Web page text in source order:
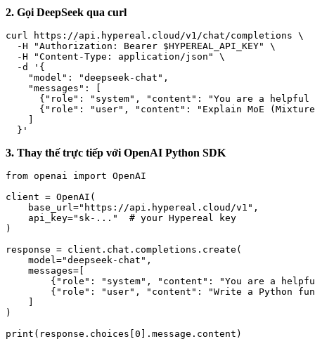
2. Gọi DeepSeek qua curl
curl https://api.hypereal.cloud/v1/chat/completions \
  -H "Authorization: Bearer $HYPEREAL_API_KEY" \
  -H "Content-Type: application/json" \
  -d '{
    "model": "deepseek-chat",
    "messages": [
{"role": "system", "content": "You are a helpful
{"role": "user", "content": "Explain MoE
3. Thay thế trực tiếp với OpenAI Python SDK
from openai import OpenAI
client = OpenAI(
    base_url="https://api.hypereal.cloud/v1",
    api_key="sk-..."  # your Hypereal key
)
response = client.chat.completions.create(
    model="deepseek-chat",
    messages=[
{"role": "system", "content": "You are a
{"role": "user", "content": "Write a Python
)